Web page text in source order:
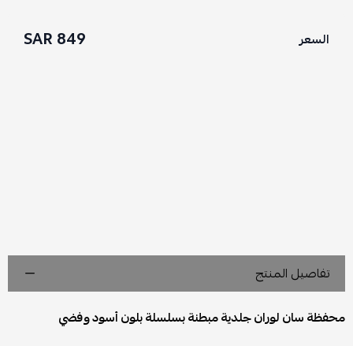
السعر 849 SAR
تفاصيل المنتج
محفظة سان لوران جلدية مبطنة بسلسلة بلون أسود وفضي